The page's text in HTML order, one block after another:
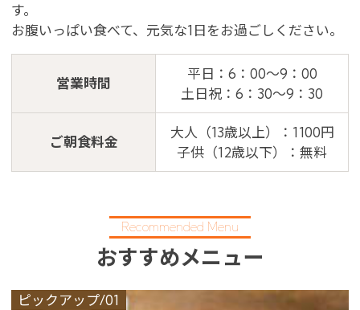
す。
お腹いっぱい食べて、元気な1日をお過ごしください。
営業時間
平日：6：00～9：00
土日祝：6：30～9：30
ご朝食料金
大人（13歳以上）：1100円
子供（12歳以下）：無料
Recommended Menu
おすすめメニュー
ピックアップ/01